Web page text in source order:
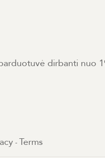
dirbanti nuo
- Terms